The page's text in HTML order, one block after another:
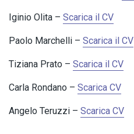
Iginio Olita – Scarica il CV
Paolo Marchelli – Scarica il CV
Tiziana Prato – Scarica il CV
Carla Rondano – Scarica CV
Angelo Teruzzi – Scarica CV